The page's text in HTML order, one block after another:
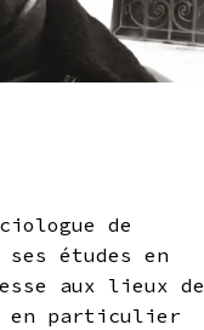
de
études en
aux lieux de
en particulier